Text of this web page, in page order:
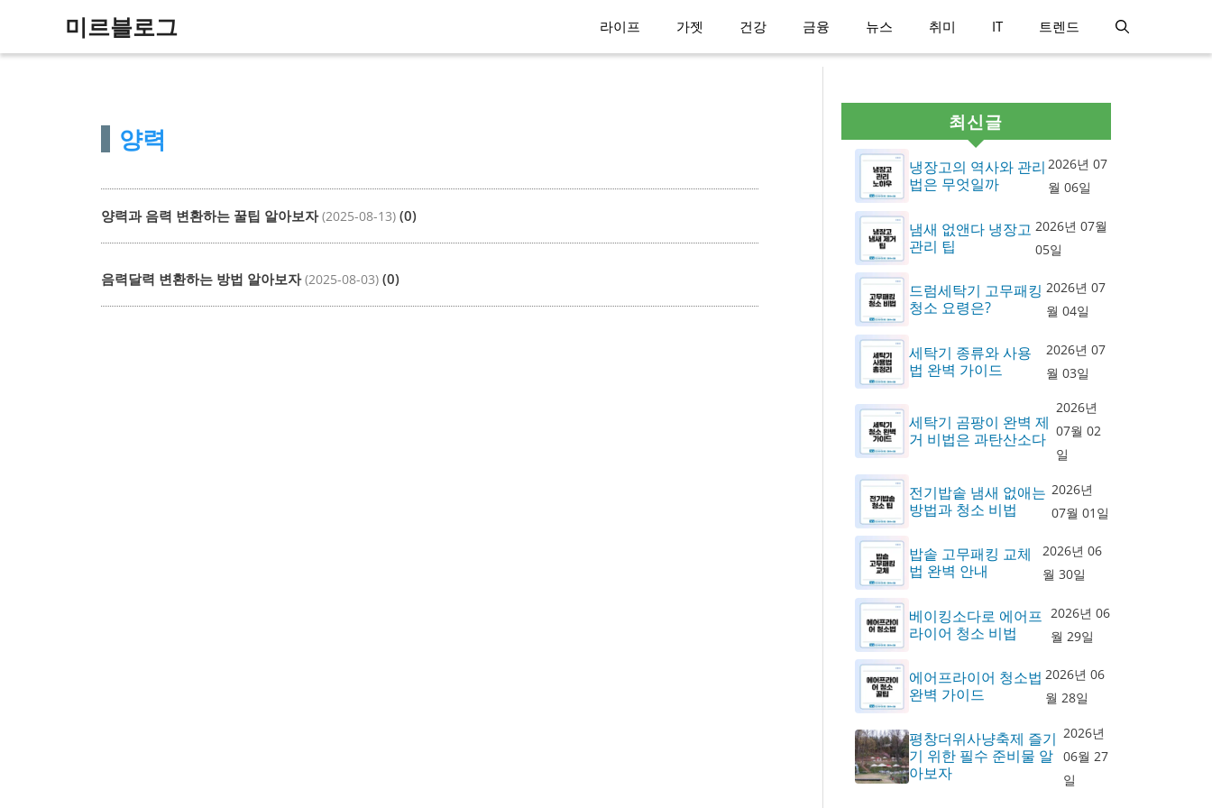
미르블로그 라이프 가젯 건강 금융 뉴스 취미 IT 트렌드
양력
양력과 음력 변환하는 꿀팁 알아보자 (2025-08-13) (0)
음력달력 변환하는 방법 알아보자 (2025-08-03) (0)
최신글
냉장고의 역사와 관리
법은 무엇일까
2026년 07
월 06일
냄새 없앤다 냉장고
관리 팁
2026년 07월
05일
드럼세탁기 고무패킹
청소 요령은?
2026년 07
월 04일
세탁기 종류와 사용
법 완벽 가이드
2026년 07
월 03일
세탁기 곰팡이 완벽 제
거 비법은 과탄산소다
2026년
07월 02
일
전기밥솥 냄새 없애는
방법과 청소 비법
2026년
07월 01일
밥솥 고무패킹 교체
법 완벽 안내
2026년 06
월 30일
베이킹소다로 에어프
라이어 청소 비법
2026년 06
월 29일
에어프라이어 청소법
완벽 가이드
2026년 06
월 28일
평창더위사냥축제 즐기
기 위한 필수 준비물 알
아보자
2026년
06월 27
일